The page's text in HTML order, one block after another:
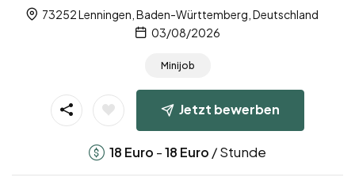
73252 Lenningen, Baden-Württemberg, Deutschland
03/08/2026
Minijob
Jetzt bewerben
18 Euro -18 Euro / Stunde